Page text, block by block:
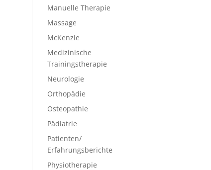
Manuelle Therapie
Massage
McKenzie
Medizinische
Trainingstherapie
Neurologie
Orthopädie
Osteopathie
Pädiatrie
Patienten/
Erfahrungsberichte
Physiotherapie